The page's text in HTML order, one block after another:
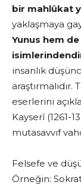
bir mahlûkat
yaklaşmaya
Yunus hem
insanlık
eserlerini
Kayserî (1261-
mutasavvıf
Felsefe ve
Örneğin: